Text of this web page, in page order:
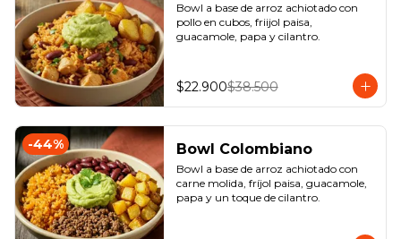
Bowl a base de arroz achiotado con
pollo en cubos, friijol paisa,
guacamole, papa y cilantro.
$22.900$38.500
-44% Bowl Colombiano
Bowl a base de arroz achiotado con
carne molida, fríjol paisa, guacamole,
papa y un toque de cilantro.